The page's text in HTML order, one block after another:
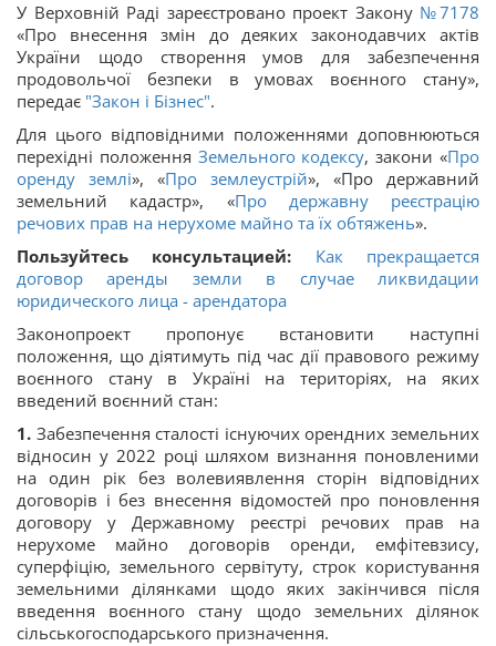
У Верховній Раді зареєстровано проект Закону №7178
«Про внесення змін до деяких законодавчих актів
України щодо створення умов для забезпечення
продовольчої безпеки в умовах воєнного стану»,
передає "Закон і Бізнес".
Для цього відповідними положеннями доповнюються
перехідні положення Земельного кодексу, закони «Про
оренду землі», «Про землеустрій», «Про державний
земельний кадастр», «Про державну реєстрацію
речових прав на нерухоме майно та їх обтяжень».
Пользуйтесь консультацией:
Как прекращается
договор аренды земли в случае ликвидации
юридического лица - арендатора
Законопроект пропонує встановити наступні
положення, що діятимуть під час дії правового режиму
воєнного стану в Україні на територіях, на яких
введений воєнний стан:
1. Забезпечення сталості існуючих орендних земельних
відносин у 2022 році шляхом визнання поновленими
на один рік без волевиявлення сторін відповідних
договорів і без внесення відомостей про поновлення
договору у Державному реєстрі речових прав на
нерухоме майно договорів оренди, емфітевзису,
суперфіцію, земельного сервітуту, строк користування
земельними ділянками щодо яких закінчився після
введення воєнного стану щодо земельних ділянок
сільськогосподарського призначення.